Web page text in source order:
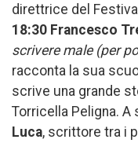
direttrice del Festival
18:30 Francesco
scrivere male (per
racconta la sua
scrive una grande
Torricella Peligna. A
Luca, scrittore tra i